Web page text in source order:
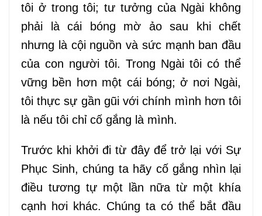
tôi ở trong tôi; tư tưởng của Ngài không
phải là cái bóng mờ ảo sau khi chết
nhưng là cội nguồn và sức mạnh ban đầu
của con người tôi. Trong Ngài tôi có thể
vững bền hơn một cái bóng; ở nơi Ngài,
tôi thực sự gần gũi với chính mình hơn tôi
là nếu tôi chỉ cố gắng là mình.
Trước khi khởi đi từ đây đểtrở lại với Sự
Phục Sinh, chúng ta hãy cố gắng nhìn lại
điều tương tự một lần nữa từ một khía
cạnh hơi khác. Chúng ta có thể bắt đầu